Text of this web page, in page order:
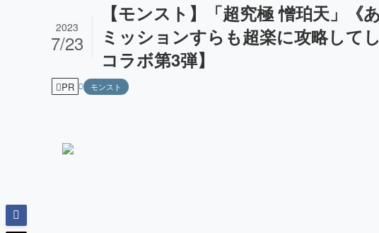
【モンスト】「超究極 憎珀天」
ミッションすらも超楽に攻略して
コラボ第3弾】
2023
7/23
PR モンスト